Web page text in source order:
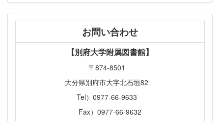
お問い合わせ
【別府大学附属図書館】
〒874-8501
大分県別府市大字北石垣82
Tel）0977-66-9633
Fax）0977-66-9632